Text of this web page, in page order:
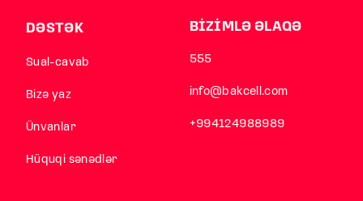
DƏSTƏK
Sual-cavab
Bizə yaz
Ünvanlar
Hüquqi sənədlər
BİZİMLƏ ƏLAQƏ
555
info@bakcell.com
+994124988989